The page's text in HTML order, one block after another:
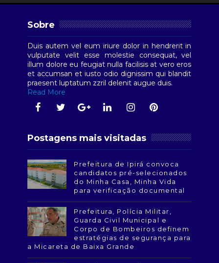
Sobre
Duis autem vel eum iriure dolor in hendrerit in
vulputate velit esse molestie consequat, vel
illum dolore eu feugiat nulla facilisis at vero eros
et accumsan et iusto odio dignissim qui blandit
praesent luptatum zzril delenit augue duis.
Read More
Postagens mais visitadas
Prefeitura de Ipirá convoca
candidatos pré-selecionados
do Minha Casa, Minha Vida
para verificação documental
Prefeitura, Polícia Militar,
Guarda Civil Municipal e
Corpo de Bombeiros definem
estratégias de segurança para
a Micareta de Baixa Grande